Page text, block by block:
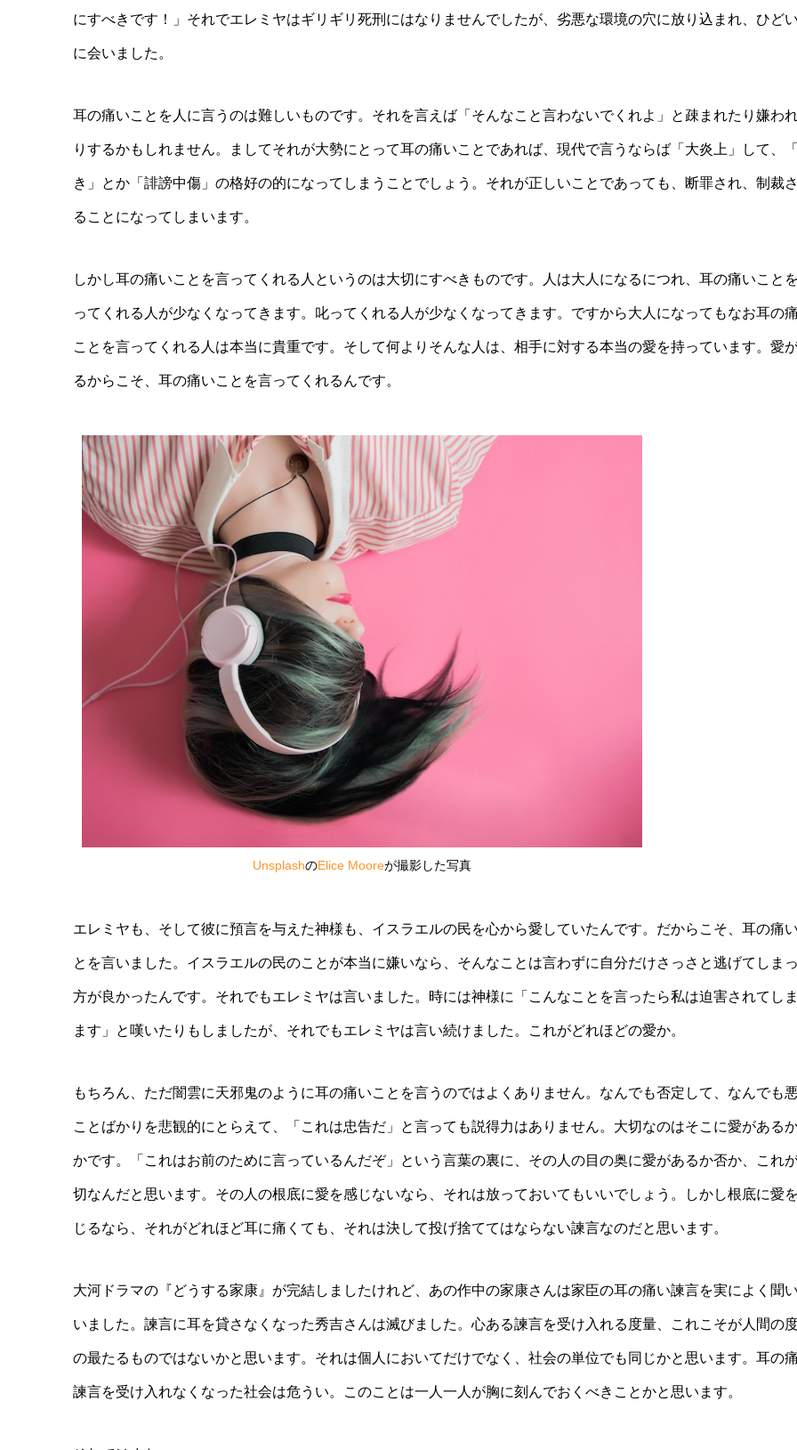
にすべきです！」それでエレミヤはギリギリ死刑にはなりませんでしたが、劣悪な環境の穴に放り込まれ、ひど
に会いました。
耳の痛いことを人に言うのは難しいものです。それを言えば「そんなこと言わないでくれよ」と疎まれたり嫌わ
りするかもしれません。ましてそれが大勢にとって耳の痛いことであれば、現代で言うならば「大炎上」して、
き」とか「誹謗中傷」の格好の的になってしまうことでしょう。それが正しいことであっても、断罪され、制裁
ることになってしまいます。
しかし耳の痛いことを言ってくれる人というのは大切にすべきものです。人は大人になるにつれ、耳の痛いこと
ってくれる人が少なくなってきます。叱ってくれる人が少なくなってきます。ですから大人になってもなお耳の
ことを言ってくれる人は本当に貴重です。そして何よりそんな人は、相手に対する本当の愛を持っています。愛
るからこそ、耳の痛いことを言ってくれるんです。
UnsplashのElice Mooreが撮影した写真
エレミヤも、そして彼に預言を与えた神様も、イスラエルの民を心から愛していたんです。だからこそ、耳の痛
とを言いました。イスラエルの民のことが本当に嫌いなら、そんなことは言わずに自分だけさっさと逃げてしま
方が良かったんです。それでもエレミヤは言いました。時には神様に「こんなことを言ったら私は迫害されてし
ます」と嘆いたりもしましたが、それでもエレミヤは言い続けました。これがどれほどの愛か。
もちろん、ただ闇雲に天邪鬼のように耳の痛いことを言うのではよくありません。なんでも否定して、なんでも
ことばかりを悲観的にとらえて、「これは忠告だ」と言っても説得力はありません。大切なのはそこに愛がある
かです。「これはお前のために言っているんだぞ」という言葉の裏に、その人の目の奥に愛があるか否か、これ
切なんだと思います。その人の根底に愛を感じないなら、それは放っておいてもいいでしょう。しかし根底に愛
じるなら、それがどれほど耳に痛くても、それは決して投げ捨ててはならない諫言なのだと思います。
大河ドラマの『どうする家康』が完結しましたけれど、あの作中の家康さんは家臣の耳の痛い諫言を実によく聞
いました。諫言に耳を貸さなくなった秀吉さんは滅びました。心ある諫言を受け入れる度量、これこそが人間の
の最たるものではないかと思います。それは個人においてだけでなく、社会の単位でも同じかと思います。耳の
諫言を受け入れなくなった社会は危うい。このことは一人一人が胸に刻んでおくべきことかと思います。